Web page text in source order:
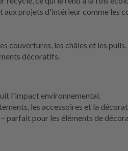
projets d'intérieur comme les
les châles et les
décoratifs.
l'impact environnemental.
les accessoires et la
parfait pour les éléments de